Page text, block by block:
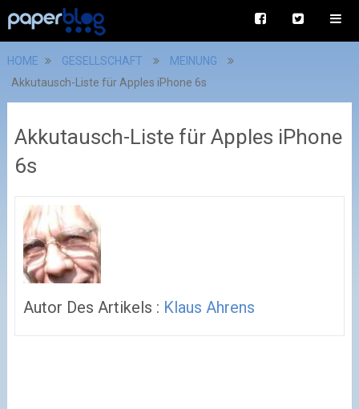
HOME GESELLSCHAFT
MEINUNG
Akkutausch-Liste für Apples iPhone 6s
Akkutausch-Liste für Apples iPhone
6s
Autor Des Artikels : Klaus Ahrens